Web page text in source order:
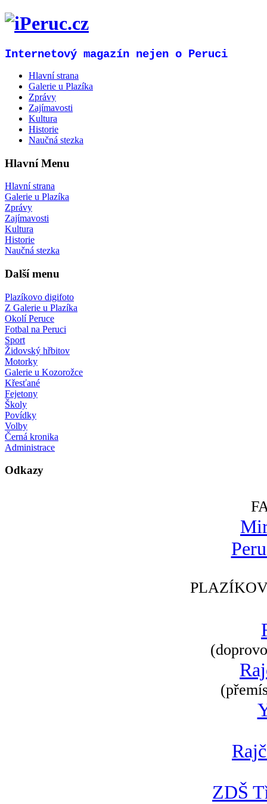
Internetový magazín nejen o Peruci
Hlavní strana
Galerie u Plazíka
Zprávy
Zajímavosti
Kultura
Historie
Naučná stezka
Hlavní Menu
Hlavní strana
Galerie u Plazíka
Zprávy
Zajímavosti
Kultura
Historie
Naučná stezka
Další menu
Plazíkovo digifoto
Z Galerie u Plazíka
Okolí Peruce
Fotbal na Peruci
Sport
Židovský hřbitov
Motorky
Galerie u Kozorožce
Křesťané
Fejetony
Školy
Povídky
Volby
Černá kronika
Administrace
Odkazy
ZDŠ